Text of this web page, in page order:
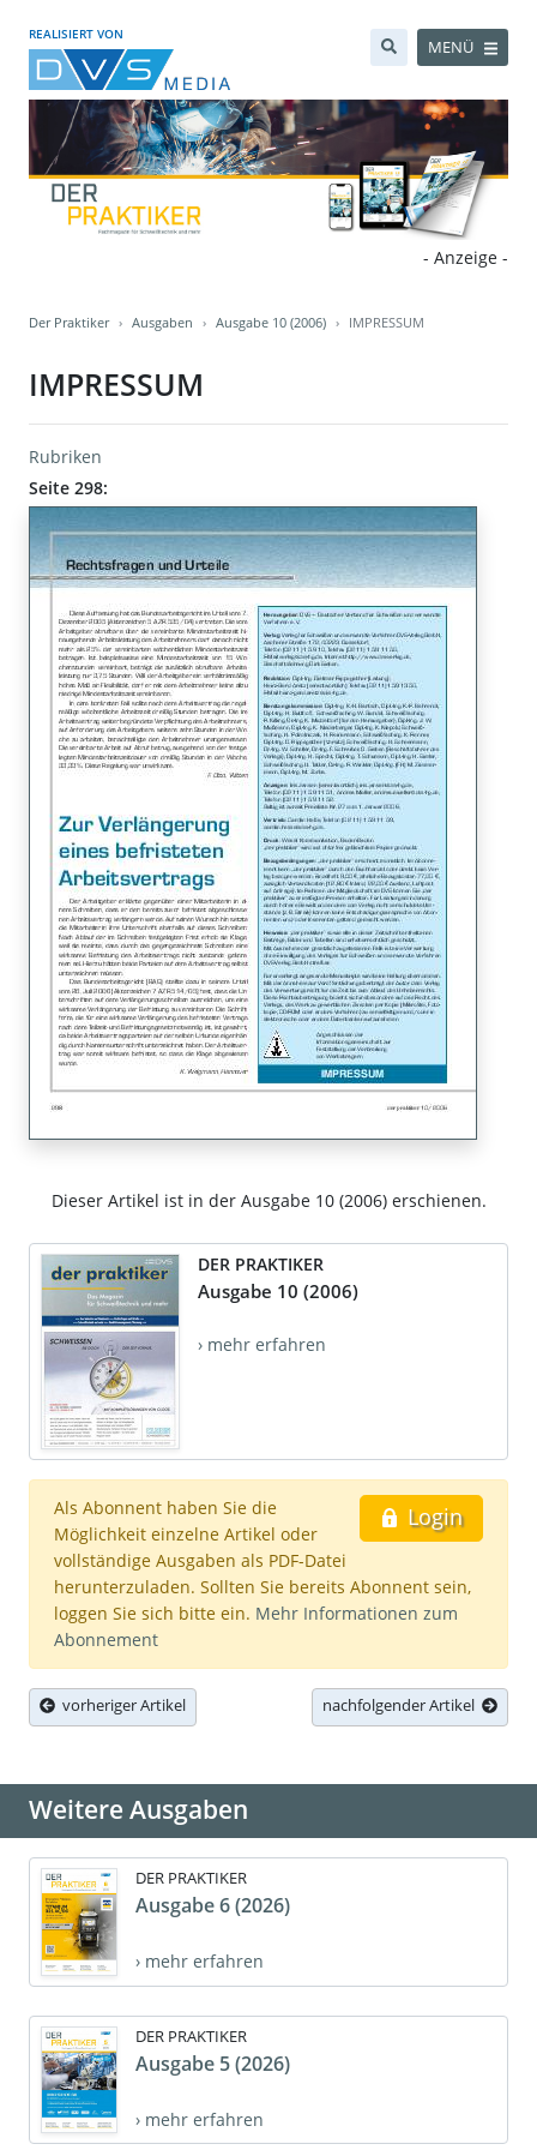
REALISIERT VON
MENÜ
- Anzeige -
Der Praktiker Ausgaben Ausgabe 10 (2006) IMPRESSUM
IMPRESSUM
Rubriken
Seite 298:
Dieser Artikel ist in der Ausgabe 10 (2006) erschienen.
DER PRAKTIKER
Ausgabe 10 (2006)
› mehr erfahren
Login
Als Abonnent haben Sie die
Möglichkeit einzelne Artikel oder
vollständige Ausgaben als PDF-Datei
herunterzuladen. Sollten Sie bereits Abonnent sein,
loggen Sie sich bitte ein. Mehr Informationen zum
Abonnement
vorheriger Artikel nachfolgender Artikel
Weitere Ausgaben
DER PRAKTIKER
Ausgabe 6 (2026)
› mehr erfahren
DER PRAKTIKER
Ausgabe 5 (2026)
› mehr erfahren